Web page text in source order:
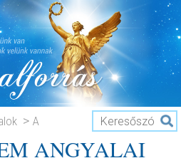
A
ANGYALAI